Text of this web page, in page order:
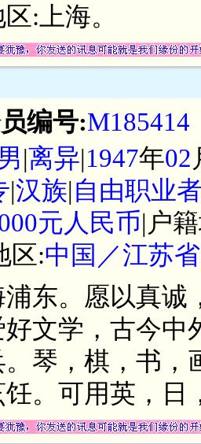
:上海。
编号:M185414
男|离异|1947年02
|汉族|自由职业
元人民币|户
区:中国／江苏
东。愿以真诚
好文学，古今
琴，棋，书
。可用英，日